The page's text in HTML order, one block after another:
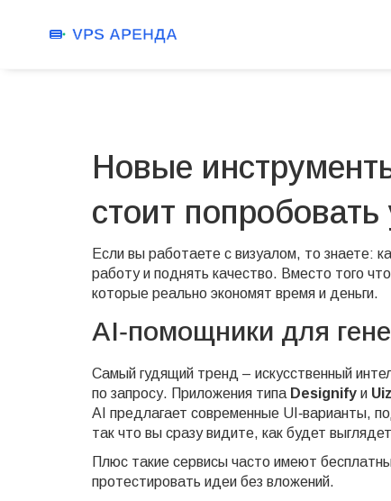
Новые
стоит попробовать
Если вы работаете с визуалом, то знаете:
работу и поднять качество. Вместо того
которые реально экономят время и деньги.
AI‑помощники для
Самый гудящий тренд – искусственный
по запросу. Приложения типа Designify и
AI предлагает современные UI‑варианты,
так что вы сразу видите, как будет
Плюс такие сервисы часто имеют
протестировать идеи без вложений.